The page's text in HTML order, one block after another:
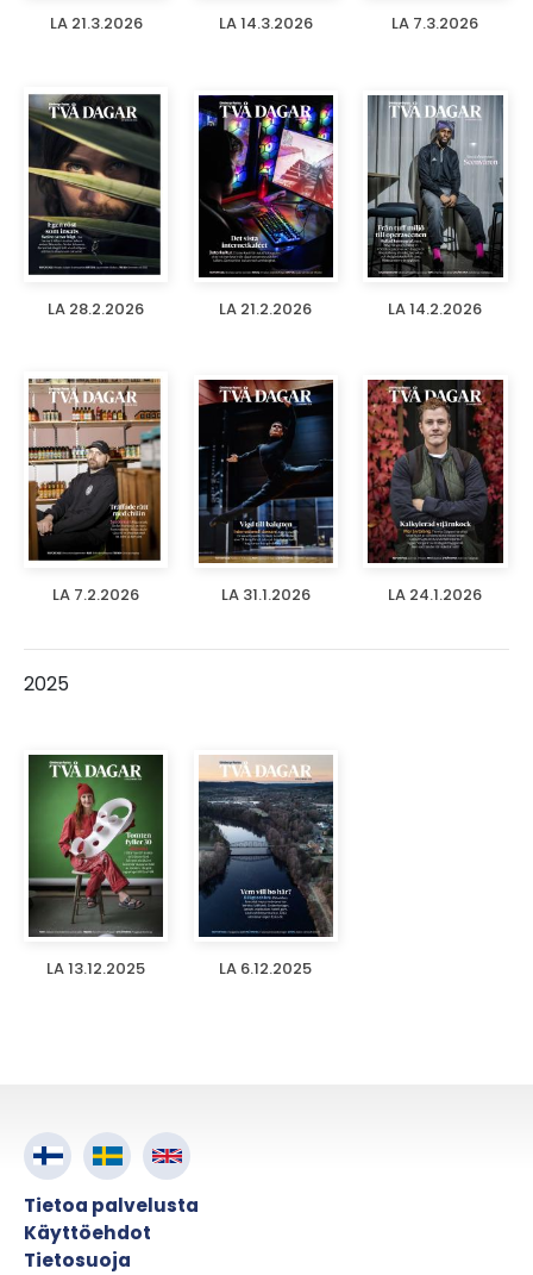
LA 21.3.2026 LA 14.3.2026 LA 7.3.2026
LA 28.2.2026 LA 21.2.2026 LA 14.2.2026
LA 7.2.2026 LA 31.1.2026 LA 24.1.2026
2025
LA 13.12.2025 LA 6.12.2025
Tietoa palvelusta
Käyttöehdot
Tietosuoja